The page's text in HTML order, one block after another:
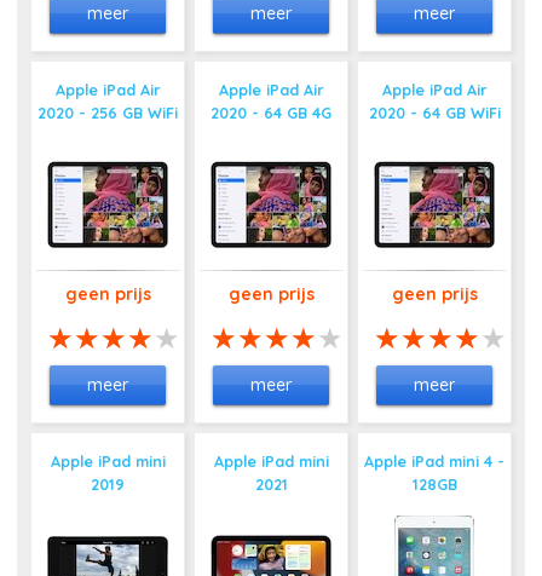
meer meer meer
Apple iPad Air
2020 - 256 GB WiFi
geen prijs
meer
Apple iPad Air
2020 - 64 GB 4G
geen prijs
meer
Apple iPad Air
2020 - 64 GB WiFi
geen prijs
meer
Apple iPad mini
2019
Apple iPad mini
2021
Apple iPad mini 4 -
128GB